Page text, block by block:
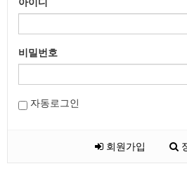
비밀번호
자동로그인
회원가입